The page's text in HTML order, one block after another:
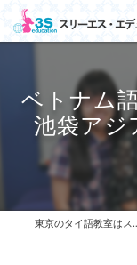
ベトナム
池袋アジ
東京のタイ語教室